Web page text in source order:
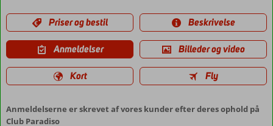
Priser og bestil Beskrivelse
Anmeldelser Billeder og video
Kort Fly
Anmeldelserne er skrevet af vores kunder efter deres ophold på
Club Paradiso